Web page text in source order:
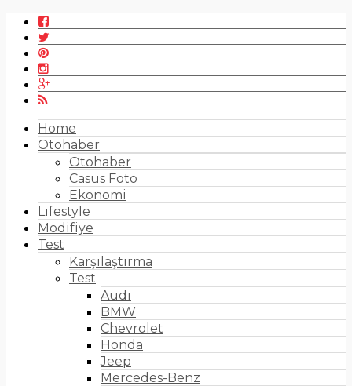
Home
Otohaber
Otohaber
Casus Foto
Ekonomi
Lifestyle
Modifiye
Test
Karşılaştırma
Test
Audi
BMW
Chevrolet
Honda
Jeep
Mercedes-Benz